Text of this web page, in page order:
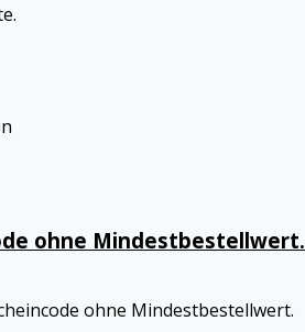
ohne Mindestbestellwert.
ohne Mindestbestellwert.